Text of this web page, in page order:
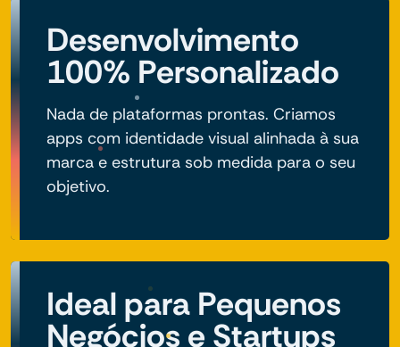
Desenvolvimento
100% Personalizado
Nada de plataformas prontas. Criamos
apps com identidade visual alinhada à sua
marca e estrutura sob medida para o seu
objetivo.
Ideal para Pequenos
Negócios e Startups